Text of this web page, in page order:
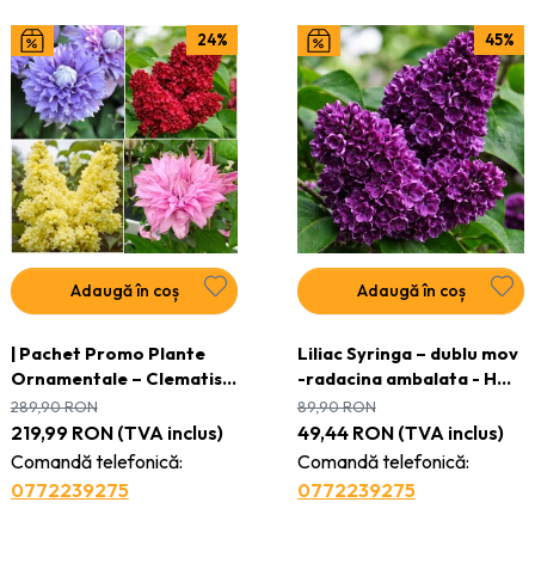
24%
Adaugă în coș
| Pachet Promo Plante
Ornamentale – Clematis
Multi Blue, Clematis Multi
Pink, Liliac Roșu, Liliac
Charles Joy – Ghiveci
219,99 RON(TVA inclus)
Comandă telefonică:
0772239275
289,90RON
45%
Adaugă în coș
Liliac Syringa – dublu mov
-radacina ambalata - H
70–80 cm
49,44 RON(TVA inclus)
Comandă telefonică:
0772239275
89,90RON